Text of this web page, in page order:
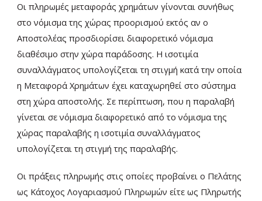
Οι πληρωμές μεταφοράς χρημάτων γίνονται συνήθως
στο νόμισμα της χώρας προορισμού εκτός αν ο
Αποστολέας προσδιορίσει διαφορετικό νόμισμα
διαθέσιμο στην χώρα παράδοσης. Η ισοτιμία
συναλλάγματος υπολογίζεται τη στιγμή κατά την οποία
η Μεταφορά Χρημάτων έχει καταχωρηθεί στο σύστημα
στη χώρα αποστολής. Σε περίπτωση, που η παραλαβή
γίνεται σε νόμισμα διαφορετικό από το νόμισμα της
χώρας παραλαβής η ισοτιμία συναλλάγματος
υπολογίζεται τη στιγμή της παραλαβής.
Οι πράξεις πληρωμής στις οποίες προβαίνει ο Πελάτης
ως Κάτοχος Λογαριασμού Πληρωμών είτε ως Πληρωτής